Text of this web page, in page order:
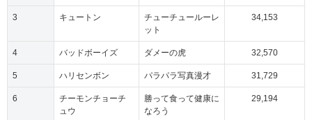
3 キュートン
チューチュールーレ
ット
34,153
4 バッドボーイズ ダメーの虎 32,570
5 ハリセンボン パラパラ写真漫才 31,729
6
チーモンチョーチ
ュウ
勝って食って健康に
なろう
29,194